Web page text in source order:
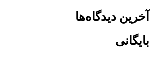
آخرین دیدگاه‌ها
بایگانی